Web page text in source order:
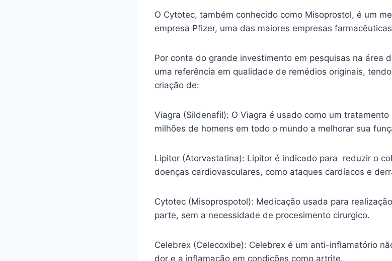
O Cytotec, também conhecido como Misoprostol, é um
empresa Pfizer, uma das maiores empresas
Por conta do grande investimento em pesquisas na área
uma referência em qualidade de remédios originais,
criação de:
Viagra (Sildenafil): O Viagra é usado como um
milhões de homens em todo o mundo a melhorar sua
Lipitor (Atorvastatina): Lipitor é indicado para reduzir o
doenças cardiovasculares, como ataques cardíacos e
Cytotec (Misoprospotol): Medicação usada para
parte, sem a necessidade de procesimento cirurgico.
Celebrex (Celecoxibe): Celebrex é um anti-inflamatório
dor e a inflamação em condições como artrite.